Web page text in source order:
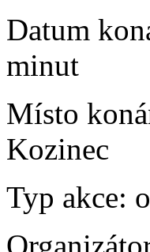
Datum
minut
Místo
Kozinec
Typ akce: